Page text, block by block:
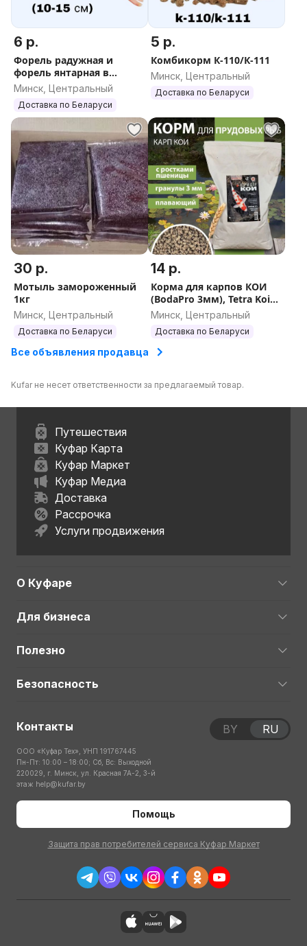
6 р.
Форель радужная и
форель янтарная в
Минске с доставкой
Минск, Центральный
Доставка по Беларуси
5 р.
Комбикорм К-110/К-111
Минск, Центральный
Доставка по Беларуси
30 р.
Мотыль замороженный
1кг
Минск, Центральный
Доставка по Беларуси
14 р.
Корма для карпов КОИ
(BodaPro 3мм), Tetra Koi
Sticks, Tetra Pond Sticks)
Минск, Центральный
Доставка по Беларуси
Все объявления продавца
Kufar не несет ответственности за предлагаемый товар.
Путешествия
Куфар Карта
Куфар Маркет
Куфар Медиа
Доставка
Рассрочка
Услуги продвижения
О Куфаре
Для бизнеса
Полезно
Безопасность
Контакты
ООО «Куфар Тех», УНП 191767445
Пн-Пт: 10:00 – 18:00; Сб, Вс: Выходной
220029, г. Минск, ул. Красная 7А-2, 3-й
этаж help@kufar.by
Помощь
Защита прав потребителей сервиса Куфар Маркет
BY RU